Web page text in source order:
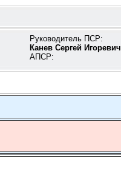
Руководитель ПСР:
Канев Сергей Игоревич
АПСР: